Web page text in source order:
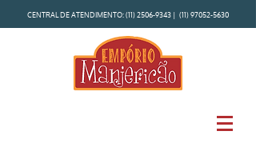
CENTRAL DE ATENDIMENTO:(11) 2506-9343 | (11) 97052-5630